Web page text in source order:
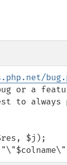
or a
to always
$j);